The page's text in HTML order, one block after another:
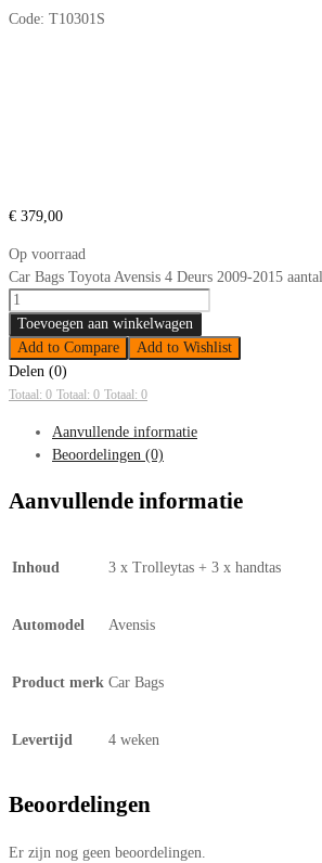
Code: T10301S
€ 379,00
Op voorraad
Car Bags Toyota Avensis 4 Deurs 2009-2015 aantal
Toevoegen aan winkelwagen
Add to Compare
Add to Wishlist
Delen (0)
Totaal: 0 Totaal: 0 Totaal: 0
Aanvullende informatie
Beoordelingen (0)
Aanvullende informatie
Inhoud 3 x Trolleytas + 3 x handtas
Automodel Avensis
Product merk Car Bags
Levertijd 4 weken
Beoordelingen
Er zijn nog geen beoordelingen.